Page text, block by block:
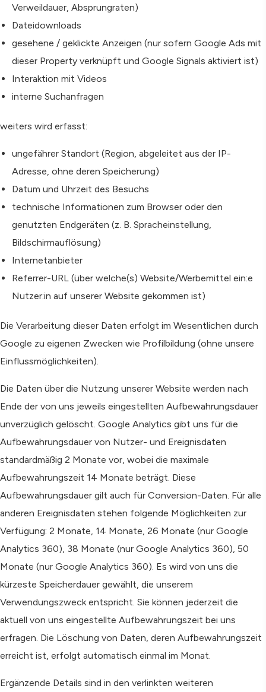
Verweildauer, Absprungraten)
Dateidownloads
gesehene / geklickte Anzeigen (nur sofern Google Ads mit
dieser Property verknüpft und Google Signals aktiviert ist)
Interaktion mit Videos
interne Suchanfragen
weiters wird erfasst:
ungefährer Standort (Region, abgeleitet aus der IP-
Adresse, ohne deren Speicherung)
Datum und Uhrzeit des Besuchs
technische Informationen zum Browser oder den
genutzten Endgeräten (z. B. Spracheinstellung,
Bildschirmauflösung)
Internetanbieter
Referrer-URL (über welche(s) Website/Werbemittel ein:e
Nutzer:in auf unserer Website gekommen ist)
Die Verarbeitung dieser Daten erfolgt im Wesentlichen durch
Google zu eigenen Zwecken wie Profilbildung (ohne unsere
Einflussmöglichkeiten).
Die Daten über die Nutzung unserer Website werden nach
Ende der von uns jeweils eingestellten Aufbewahrungsdauer
unverzüglich gelöscht. Google Analytics gibt uns für die
Aufbewahrungsdauer von Nutzer- und Ereignisdaten
standardmäßig 2 Monate vor, wobei die maximale
Aufbewahrungszeit 14 Monate beträgt. Diese
Aufbewahrungsdauer gilt auch für Conversion-Daten. Für alle
anderen Ereignisdaten stehen folgende Möglichkeiten zur
Verfügung: 2 Monate, 14 Monate, 26 Monate (nur Google
Analytics 360), 38 Monate (nur Google Analytics 360), 50
Monate (nur Google Analytics 360). Es wird von uns die
kürzeste Speicherdauer gewählt, die unserem
Verwendungszweck entspricht. Sie können jederzeit die
aktuell von uns eingestellte Aufbewahrungszeit bei uns
erfragen. Die Löschung von Daten, deren Aufbewahrungszeit
erreicht ist, erfolgt automatisch einmal im Monat.
Ergänzende Details sind in den verlinkten weiteren